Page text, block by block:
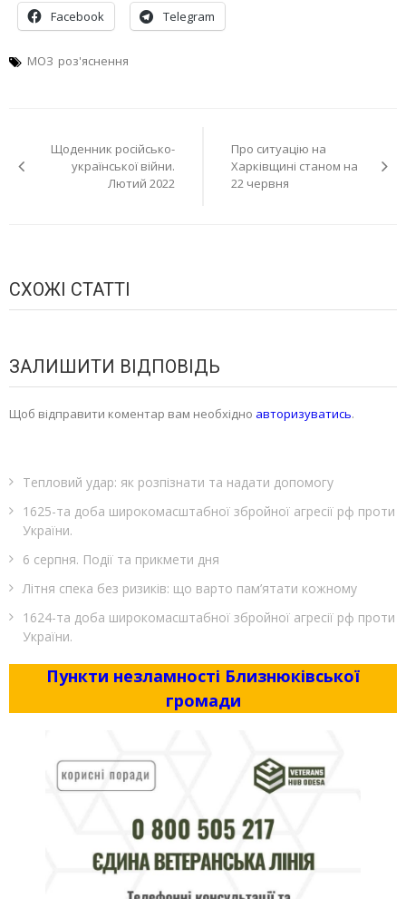
Facebook Telegram
МОЗ роз'яснення
записів
Щоденник російсько-
української війни.
Лютий 2022
Про ситуацію на
Харківщині станом на
22 червня
СХОЖІ СТАТТІ
ЗАЛИШИТИ ВІДПОВІДЬ
Щоб відправити коментар вам необхідно авторизуватись.
Тепловий удар: як розпізнати та надати допомогу
1625-та доба широкомасштабної збройної агресії рф проти
України.
6 серпня. Події та прикмети дня
Літня спека без ризиків: що варто пам’ятати кожному
1624-та доба широкомасштабної збройної агресії рф проти
України.
Пункти незламності Близнюківської
громади